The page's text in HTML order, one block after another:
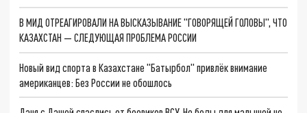
В МИД ОТРЕАГИРОВАЛИ НА ВЫСКАЗЫВАНИЕ "ГОВОРЯЩЕЙ ГОЛОВЫ", ЧТО
КАЗАХСТАН — СЛЕДУЮЩАЯ ПРОБЛЕМА РОССИИ
Новый вид спорта в Казахстане "Батырбол" привлёк внимание
американцев: Без России не обошлось